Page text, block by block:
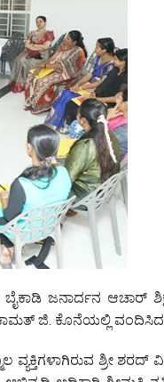
ಬೈಕಾಡಿ ಜನಾರ್ದನ ಆಚಾರ್
ಜಿ. ಕೊನೆಯಲ್ಲಿ
ಶ್ರೀ ಶರದ್